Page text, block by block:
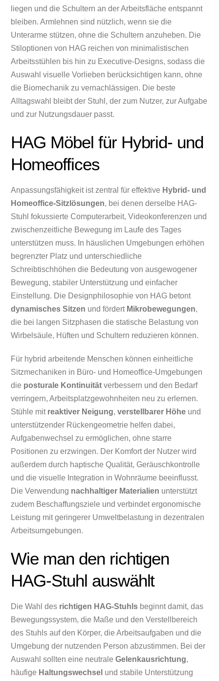
liegen und die Schultern an der Arbeitsfläche entspannt
bleiben. Armlehnen sind nützlich, wenn sie die
Unterarme stützen, ohne die Schultern anzuheben. Die
Stiloptionen von HAG reichen von minimalistischen
Arbeitsstühlen bis hin zu Executive-Designs, sodass die
Auswahl visuelle Vorlieben berücksichtigen kann, ohne
die Biomechanik zu vernachlässigen. Die beste
Alltagswahl bleibt der Stuhl, der zum Nutzer, zur Aufgabe
und zur Nutzungsdauer passt.
HAG Möbel für Hybrid- und
Homeoffices
Anpassungsfähigkeit ist zentral für effektive Hybrid- und
Homeoffice-Sitzlösungen, bei denen derselbe HAG-
Stuhl fokussierte Computerarbeit, Videokonferenzen und
zwischenzeitliche Bewegung im Laufe des Tages
unterstützen muss. In häuslichen Umgebungen erhöhen
begrenzter Platz und unterschiedliche
Schreibtischhöhen die Bedeutung von ausgewogener
Bewegung, stabiler Unterstützung und einfacher
Einstellung. Die Designphilosophie von HAG betont
dynamisches Sitzen und fördert Mikrobewegungen,
die bei langen Sitzphasen die statische Belastung von
Wirbelsäule, Hüften und Schultern reduzieren können.
Für hybrid arbeitende Menschen können einheitliche
Sitzmechaniken in Büro- und Homeoffice-Umgebungen
die posturale Kontinuität verbessern und den Bedarf
verringern, Arbeitsplatzgewohnheiten neu zu erlernen.
Stühle mit reaktiver Neigung,verstellbarer Höhe und
unterstützender Rückengeometrie helfen dabei,
Aufgabenwechsel zu ermöglichen, ohne starre
Positionen zu erzwingen. Der Komfort der Nutzer wird
außerdem durch haptische Qualität, Geräuschkontrolle
und die visuelle Integration in Wohnräume beeinflusst.
Die Verwendung nachhaltiger Materialien unterstützt
zudem Beschaffungsziele und verbindet ergonomische
Leistung mit geringerer Umweltbelastung in dezentralen
Arbeitsumgebungen.
Wie man den richtigen
HAG-Stuhl auswählt
Die Wahl des richtigen HAG-Stuhls beginnt damit, das
Bewegungssystem, die Maße und den Verstellbereich
des Stuhls auf den Körper, die Arbeitsaufgaben und die
Umgebung der nutzenden Person abzustimmen. Bei der
Auswahl sollten eine neutraleGelenkausrichtung,
häufige Haltungswechsel und stabile Unterstützung